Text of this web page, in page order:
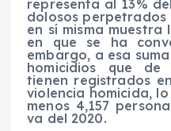
representa al 13%
dolosos
en sí misma
en que se ha
embargo, a esa
homicidios que de
tienen registrados
violencia homicida,
menos 4,157
va del 2020.